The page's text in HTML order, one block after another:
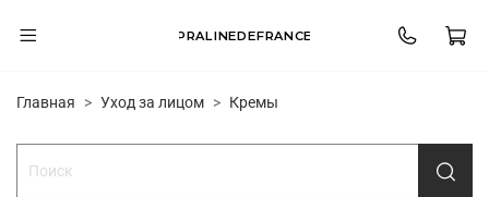
PRALINEDEFRANCE
Главная Уход за лицом Кремы